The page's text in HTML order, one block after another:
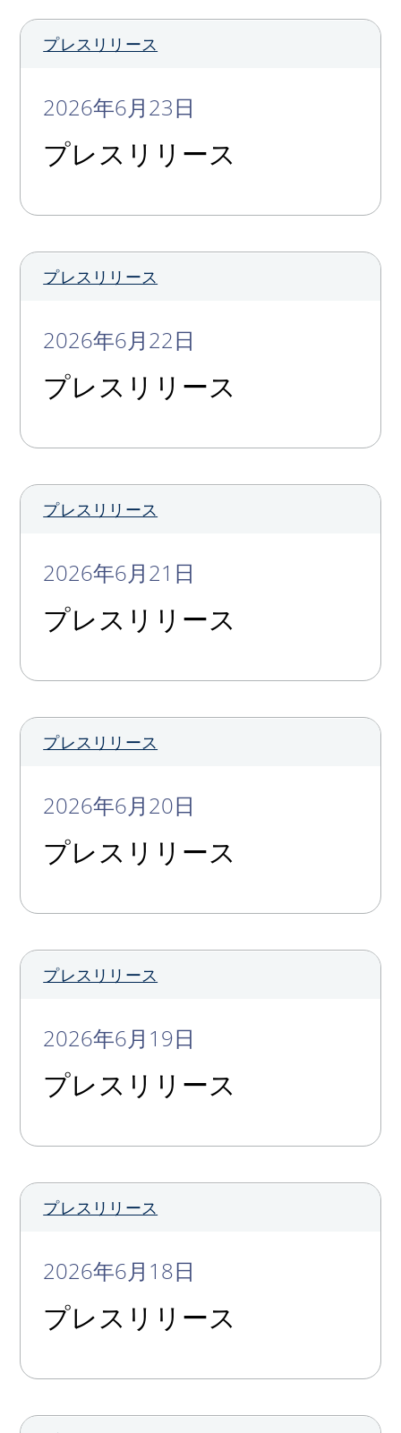
プレスリリース
2026年6月23日
プレスリリース
プレスリリース
2026年6月22日
プレスリリース
プレスリリース
2026年6月21日
プレスリリース
プレスリリース
2026年6月20日
プレスリリース
プレスリリース
2026年6月19日
プレスリリース
プレスリリース
2026年6月18日
プレスリリース